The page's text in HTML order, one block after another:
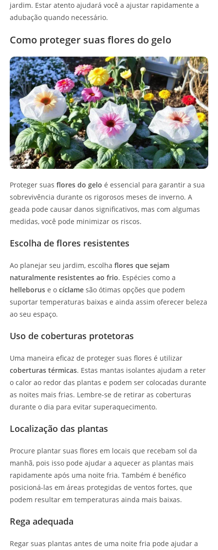
jardim. Estar atento ajudará você a ajustar rapidamente a
adubação quando necessário.
Como proteger suas flores do gelo
Proteger suas flores do gelo é essencial para garantir a sua
sobrevivência durante os rigorosos meses de inverno. A
geada pode causar danos significativos, mas com algumas
medidas, você pode minimizar os riscos.
Escolha de flores resistentes
Ao planejar seu jardim, escolha flores que sejam
naturalmente resistentes ao frio. Espécies como a
helleborus e o cíclame são ótimas opções que podem
suportar temperaturas baixas e ainda assim oferecer beleza
ao seu espaço.
Uso de coberturas protetoras
Uma maneira eficaz de proteger suas flores é utilizar
coberturas térmicas. Estas mantas isolantes ajudam a reter
o calor ao redor das plantas e podem ser colocadas durante
as noites mais frias. Lembre-se de retirar as coberturas
durante o dia para evitar superaquecimento.
Localização das plantas
Procure plantar suas flores em locais que recebam sol da
manhã, pois isso pode ajudar a aquecer as plantas mais
rapidamente após uma noite fria. Também é benéfico
posicioná-las em áreas protegidas de ventos fortes, que
podem resultar em temperaturas ainda mais baixas.
Rega adequada
Regar suas plantas antes de uma noite fria pode ajudar a